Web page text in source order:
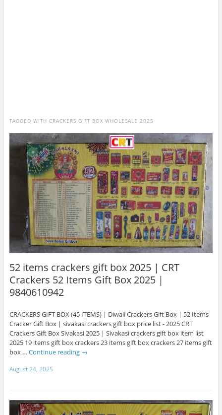
TAGGED WITH CRACKERS GIFT BOX WHOLESALE 2025
52 items crackers gift box 2025 | CRT
Crackers 52 Items Gift Box 2025 |
9840610942
CRACKERS GIFT BOX (45 ITEMS) | Diwali Crackers Gift Box | 52 Items
Cracker Gift Box | sivakasi crackers gift box price list - 2025 CRT
Crackers Gift Box Sivakasi 2025 | Sivakasi crackers gift box item list
2025 19 items gift box crackers 23 items gift box crackers 27 items gift
box … Continue reading →
August 24, 2025